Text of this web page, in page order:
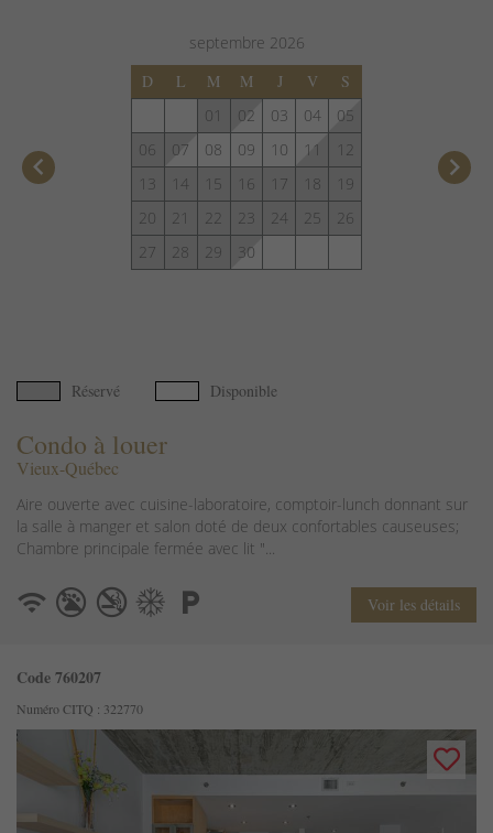
keyboard_arrow_left
septembre 2026
D
L M M J V
S
01
02 03 04
05
06
07 08 09 10 11
12
13
14 15 16 17 18
19
20
21 22 23 24 25
26
27
28 29 30
keyboard_arrow_right
Réservé Disponible
Condo à louer
Vieux-Québec
Aire ouverte avec cuisine-laboratoire, comptoir-lunch donnant sur
la salle à manger et salon doté de deux confortables causeuses;
Chambre principale fermée avec lit "...
Voir les détails
Code 760207
Numéro CITQ : 322770